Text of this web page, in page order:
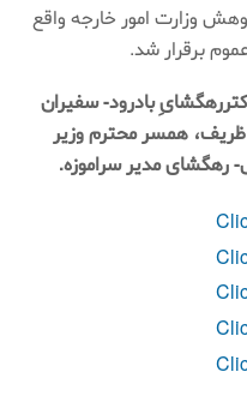
و پژوهش وزارت امور خارجه واقع
برقرار شد.
بادرود- سفیران
همسر محترم وزیر
رهگشای مدیر سراموزه.